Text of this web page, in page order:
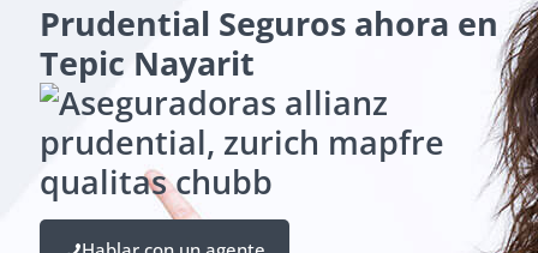
Prudential Seguros ahora en
Tepic Nayarit